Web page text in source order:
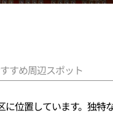
すめ周辺スポット
位置しています。独